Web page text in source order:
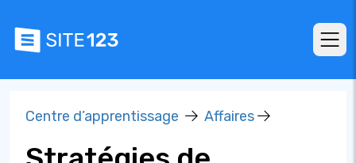
Centre d’apprentissage Affaires